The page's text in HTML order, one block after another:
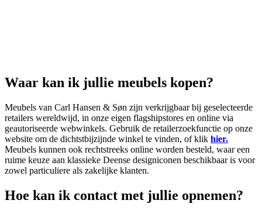
Waar kan ik jullie meubels kopen?
Meubels van Carl Hansen & Søn zijn verkrijgbaar bij geselecteerde
retailers wereldwijd, in onze eigen flagshipstores en online via
geautoriseerde webwinkels. Gebruik de retailerzoekfunctie op onze
website om de dichtstbijzijnde winkel te vinden, of klik hier.
Meubels kunnen ook rechtstreeks online worden besteld, waar een
ruime keuze aan klassieke Deense designiconen beschikbaar is voor
zowel particuliere als zakelijke klanten.
Hoe kan ik contact met jullie opnemen?